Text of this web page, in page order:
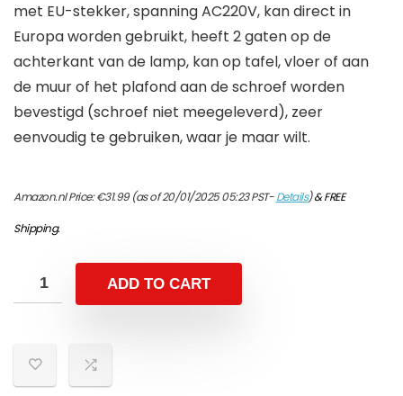
met EU-stekker, spanning AC220V, kan direct in
Europa worden gebruikt, heeft 2 gaten op de
achterkant van de lamp, kan op tafel, vloer of aan
de muur of het plafond aan de schroef worden
bevestigd (schroef niet meegeleverd), zeer
eenvoudig te gebruiken, waar je maar wilt.
Amazon.nl Price:€31.99(as of 20/01/2025 05:23 PST-Details)&FREE
Shipping.
ADD TO CART